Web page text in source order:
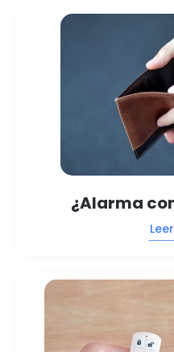
¿Alarma